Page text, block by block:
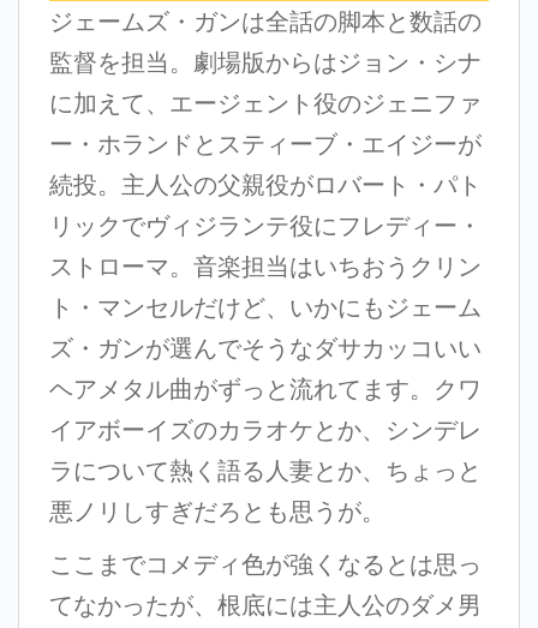
ジェームズ・ガンは全話の脚本と数話の
監督を担当。劇場版からはジョン・シナ
に加えて、エージェント役のジェニファ
ー・ホランドとスティーブ・エイジーが
続投。主人公の父親役がロバート・パト
リックでヴィジランテ役にフレディー・
ストローマ。音楽担当はいちおうクリン
ト・マンセルだけど、いかにもジェーム
ズ・ガンが選んでそうなダサカッコいい
ヘアメタル曲がずっと流れてます。クワ
イアボーイズのカラオケとか、シンデレ
ラについて熱く語る人妻とか、ちょっと
悪ノリしすぎだろとも思うが。
ここまでコメディ色が強くなるとは思っ
てなかったが、根底には主人公のダメ男